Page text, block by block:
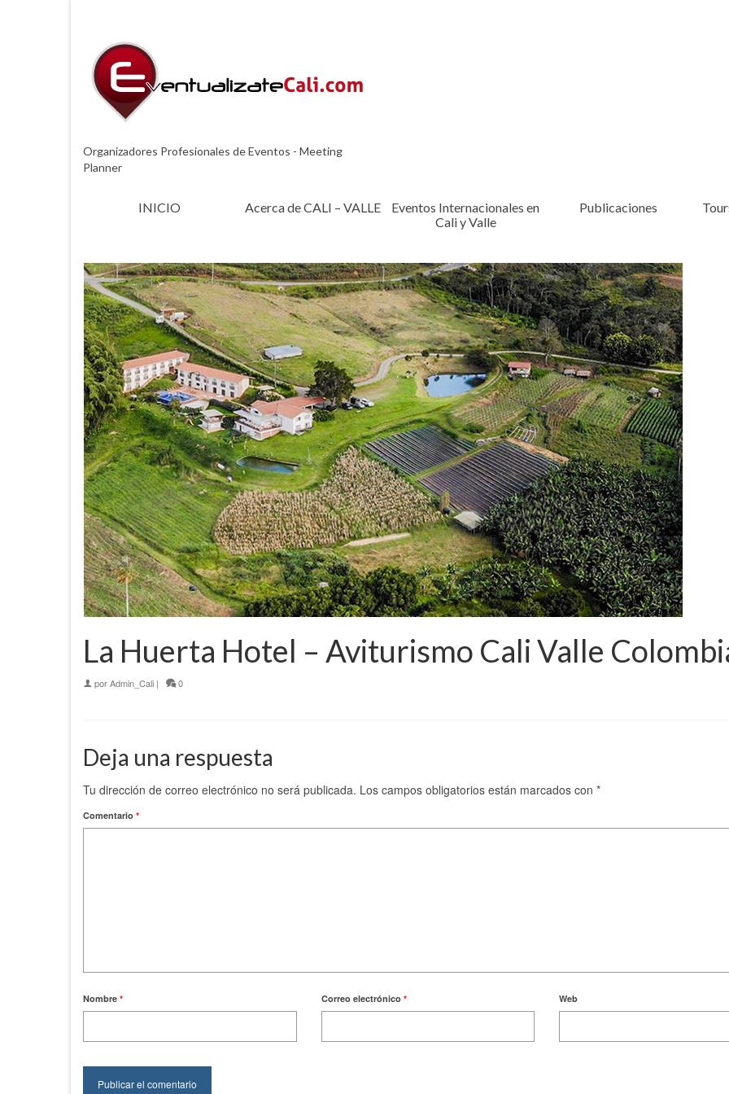
Organizadores Profesionales de Eventos - Meeting
Planner
INICIO Acerca de CALI – VALLE
Eventos Internacionales en
Cali y Valle
Publicaciones
La Huerta Hotel – Aviturismo Cali Valle
porAdmin_Cali | 0
Deja una respuesta
Tu dirección de correo electrónico no será publicada. Los campos obligatorios están marcados con *
Comentario *
Nombre * Correo electrónico * Web